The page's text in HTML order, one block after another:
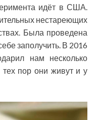
идёт в США.
нестареющих
Была проведена
заполучить. В 2016
нам несколько
пор они живут и у